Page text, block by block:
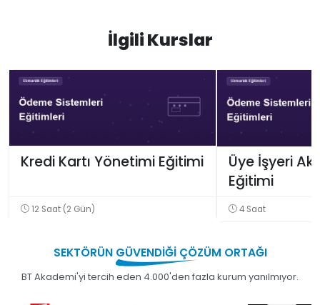
İlgili Kurslar
Kredi Kartı Yönetimi Eğitimi
12 Saat (2 Gün)
Üye İşyeri
Eğitimi
4 Saat
SEKTÖRÜN GÜVENDİĞİÇÖZÜM ORTAĞI
BT Akademi'yi tercih eden 4.000'den fazla kurum yanılmıyor.